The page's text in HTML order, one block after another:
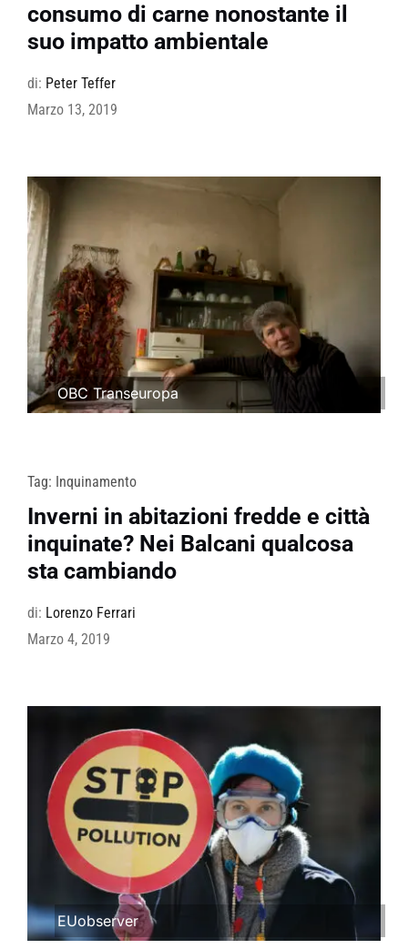
consumo di carne nonostante il
suo impatto ambientale
di: Peter Teffer
Marzo 13, 2019
OBC Transeuropa
Tag: Inquinamento
Inverni in abitazioni fredde e città
inquinate? Nei Balcani qualcosa
sta cambiando
di: Lorenzo Ferrari
Marzo 4, 2019
EUobserver